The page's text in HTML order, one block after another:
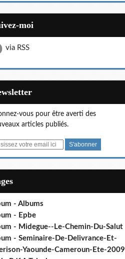
moi
via RSS
vous pour être averti des
articles publiés.
- Albums
- Epbe
- Midegue--Le-Chemin-Du-Salut
- Seminaire-De-Delivrance-Et-
Yaounde-Cameroun-Ete-2009